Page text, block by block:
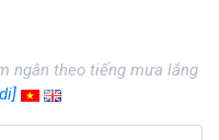
ngân theo tiếng mưa lắng